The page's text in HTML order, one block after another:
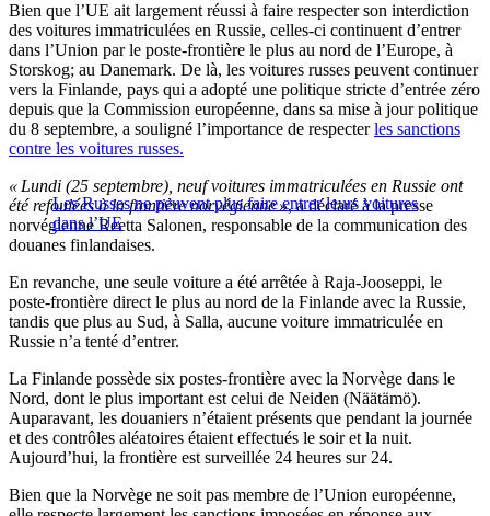
Bien que l’UE ait largement réussi à faire respecter son interdiction
des voitures immatriculées en Russie, celles-ci continuent d’entrer
dans l’Union par le poste-frontière le plus au nord de l’Europe, à
Storskog; au Danemark. De là, les voitures russes peuvent continuer
vers la Finlande, pays qui a adopté une politique stricte d’entrée zéro
depuis que la Commission européenne, dans sa mise à jour politique
du 8 septembre, a souligné l’importance de respecterles sanctions
contre les voitures russes.
Les Russes ne peuvent plus faire entrer leurs voitures
dans l’UE
« Lundi (25 septembre), neuf voitures immatriculées en Russie ont
été refoulées à la frontière norvégienne », a déclaré à la presse
norvégienne Reetta Salonen, responsable de la communication des
douanes finlandaises.
En revanche, une seule voiture a été arrêtée à Raja-Jooseppi, le
poste-frontière direct le plus au nord de la Finlande avec la Russie,
tandis que plus au Sud, à Salla, aucune voiture immatriculée en
Russie n’a tenté d’entrer.
La Finlande possède six postes-frontière avec la Norvège dans le
Nord, dont le plus important est celui de Neiden (Näätämö).
Auparavant, les douaniers n’étaient présents que pendant la journée
et des contrôles aléatoires étaient effectués le soir et la nuit.
Aujourd’hui, la frontière est surveillée 24 heures sur 24.
Bien que la Norvège ne soit pas membre de l’Union européenne,